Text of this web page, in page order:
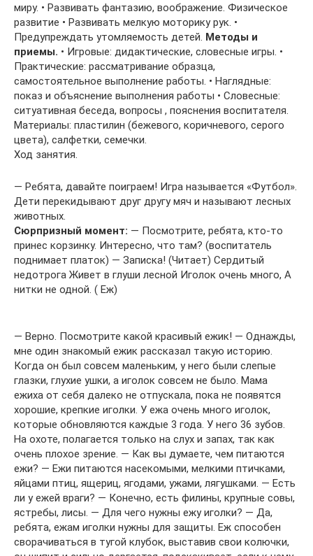
миру. • Развивать фантазию, воображение. Физическое
развитие • Развивать мелкую моторику рук. •
Предупреждать утомляемость детей. Методы и
приемы. • Игровые: дидактические, словесные игры. •
Практические: рассматривание образца,
самостоятельное выполнение работы. • Наглядные:
показ и объяснение выполнения работы • Словесные:
ситуативная беседа, вопросы , пояснения воспитателя.
Материалы: пластилин (бежевого, коричневого, серого
цвета), салфетки, семечки.
Ход занятия.
— Ребята, давайте поиграем! Игра называется «Футбол».
Дети перекидывают друг другу мяч и называют лесных
животных.
Сюрпризный момент: — Посмотрите, ребята, кто-то
принес корзинку. Интересно, что там? (воспитатель
поднимает платок) — Записка! (Читает) Сердитый
недотрога Живет в глуши лесной Иголок очень много, А
нитки не одной. ( Еж)
— Верно. Посмотрите какой красивый ежик! — Однажды,
мне один знакомый ежик рассказал такую историю.
Когда он был совсем маленьким, у него были слепые
глазки, глухие ушки, а иголок совсем не было. Мама
ежиха от себя далеко не отпускала, пока не появятся
хорошие, крепкие иголки. У ежа очень много иголок,
которые обновляются каждые 3 года. У него 36 зубов.
На охоте, полагается только на слух и запах, так как
очень плохое зрение. — Как вы думаете, чем питаются
ежи? — Ежи питаются насекомыми, мелкими птичками,
яйцами птиц, ящериц, ягодами, ужами, лягушками. — Есть
ли у ежей враги? — Конечно, есть филины, крупные совы,
ястребы, лисы. — Для чего нужны ежу иголки? — Да,
ребята, ежам иголки нужны для защиты. Еж способен
сворачиваться в тугой клубок, выставив свои колючки,